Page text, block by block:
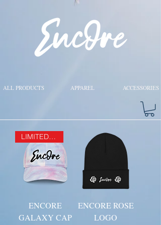
ALL PRODUCTS APPAREL ACCESSORIES
LIMITED EDITION
ENCORE
GALAXY CAP
ENCORE ROSE
LOGO